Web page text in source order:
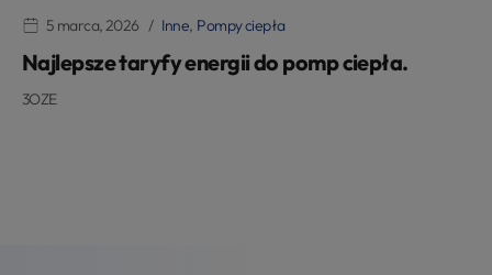
5 marca, 2026 Inne, Pompy ciepła
Najlepsze taryfy energii do pomp ciepła.
3OZE